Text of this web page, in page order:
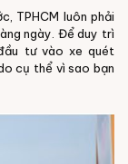
TPHCM luôn phải
ngày. Để duy trì
tư vào xe quét
cụ thể vì sao bạn